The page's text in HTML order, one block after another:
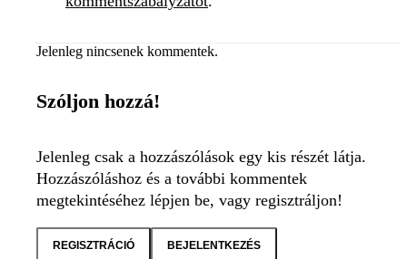
Jelenleg nincsenek kommentek.
Szóljon hozzá!
Jelenleg csak a hozzászólások egy kis részét látja.
Hozzászóláshoz és a további kommentek
megtekintéséhez lépjen be, vagy regisztráljon!
REGISZTRÁCIÓ BEJELENTKEZÉS